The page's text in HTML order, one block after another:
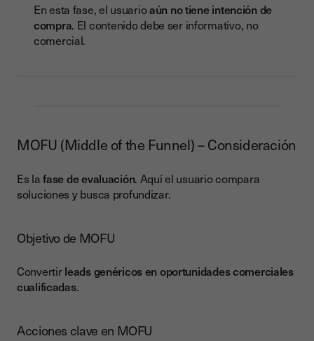
En esta fase, el usuarioaún no tiene intención de
compra. El contenido debe ser informativo, no
comercial.
MOFU (Middle of the Funnel) – Consideración
Es lafase de evaluación. Aquí el usuario compara
soluciones y busca profundizar.
Objetivo de MOFU
Convertirleads genéricos en oportunidades comerciales
cualificadas.
Acciones clave en MOFU